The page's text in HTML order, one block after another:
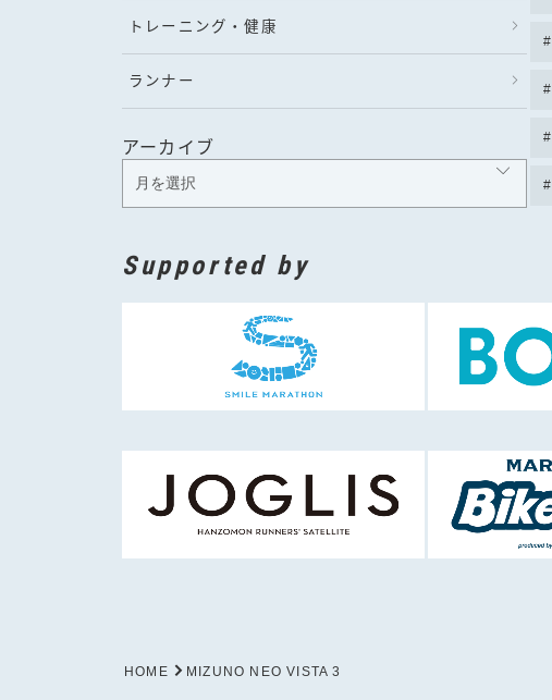
トレーニング・健康
ランナー
アーカイブ
Supported by
HOME MIZUNO NEO VISTA 3